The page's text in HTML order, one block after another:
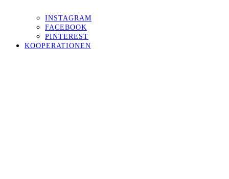
INSTAGRAM
FACEBOOK
PINTEREST
KOOPERATIONEN